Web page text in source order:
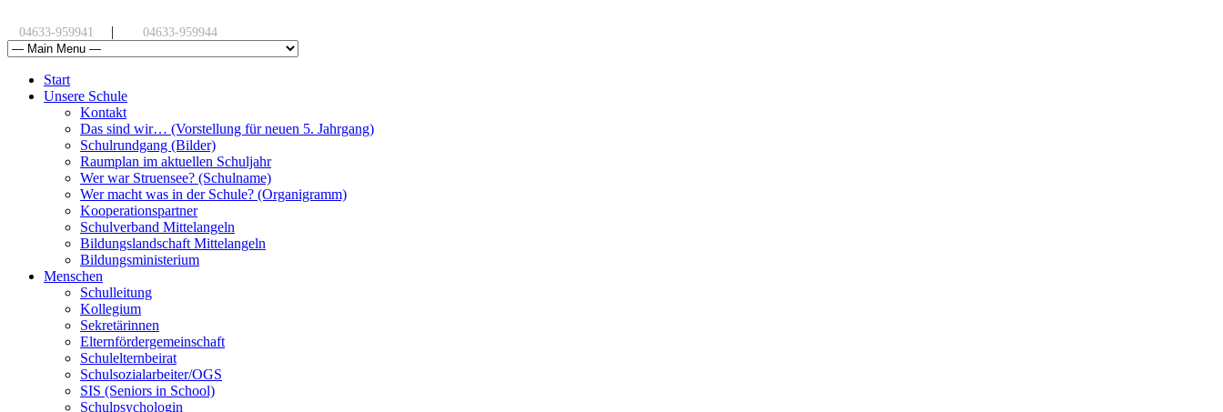
04633-959941 | 04633-959944
Start
Unsere Schule
Kontakt
Das sind wir… (Vorstellung für neuen 5. Jahrgang)
Schulrundgang (Bilder)
Raumplan im aktuellen Schuljahr
Wer war Struensee? (Schulname)
Wer macht was in der Schule? (Organigramm)
Kooperationspartner
Schulverband Mittelangeln
Bildungslandschaft Mittelangeln
Bildungsministerium
Menschen
Schulleitung
Kollegium
Sekretärinnen
Elternfördergemeinschaft
Schulelternbeirat
Schulsozialarbeiter/OGS
SIS (Seniors in School)
Schulpsychologin